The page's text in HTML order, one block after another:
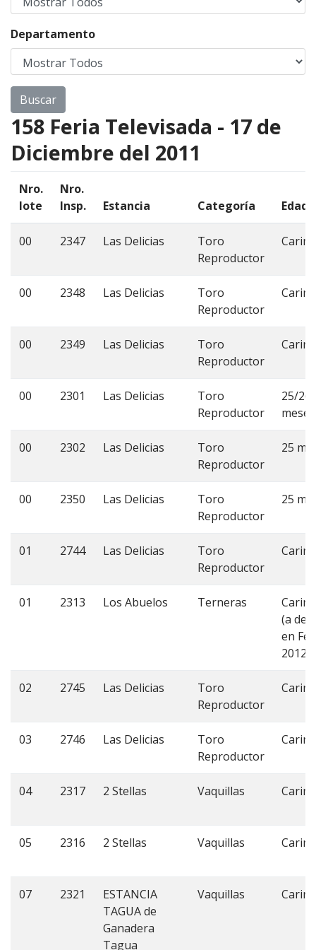
Departamento
158 Feria Televisada - 17 de
Diciembre del 2011
Nro.
lote
Nro.
Insp.
Estancia Categoría Edad
00 2347 Las Delicias
Toro
Reproductor
00 2348 Las Delicias
Toro
Reproductor
00 2349 Las Delicias
Toro
Reproductor
00 2301 Las Delicias
Toro
Reproductor
25/26
meses
00 2302 Las Delicias
Toro
Reproductor
25
00 2350 Las Delicias
Toro
Reproductor
25
01 2744 Las Delicias
Toro
Reproductor
01 2313 Los Abuelos Terneras
(a
en
2012)
02 2745 Las Delicias
Toro
Reproductor
03 2746 Las Delicias
Toro
Reproductor
04 2317 2 Stellas Vaquillas
05 2316 2 Stellas Vaquillas
07 2321
ESTANCIA
TAGUA de
Ganadera
Tagua
Vaquillas